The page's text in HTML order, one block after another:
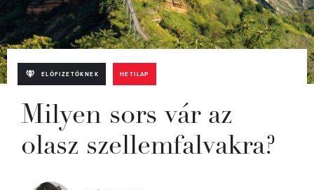
ELŐFIZETŐKNEK HETILAP
Milyen sors vár az
olasz szellemfalvakra?